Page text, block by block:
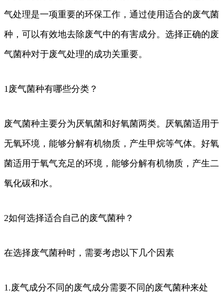
气处理是一项重要的环保工作，通过使用适合的废气菌
种，可以有效地去除废气中的有害成分。选择正确的废
气菌种对于废气处理的成功关重要。
1废气菌种有哪些分类？
废气菌种主要分为厌氧菌和好氧菌两类。厌氧菌适用于
无氧环境，能够分解有机物质，产生甲烷等气体。好氧
菌适用于氧气充足的环境，能够分解有机物质，产生二
氧化碳和水。
2如何选择适合自己的废气菌种？
在选择废气菌种时，需要考虑以下几个因素
1.废气成分不同的废气成分需要不同的废气菌种来处